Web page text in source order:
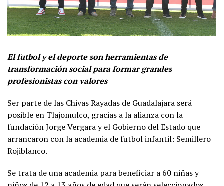
El futbol y el deporte son herramientas de
transformación social para formar grandes
profesionistas con valores
Ser parte de las Chivas Rayadas de Guadalajara será
posible en Tlajomulco, gracias a la alianza con la
fundación Jorge Vergara y el Gobierno del Estado que
arrancaron con la academia de futbol infantil: Semillero
Rojiblanco.
Se trata de una academia para beneficiar a 60 niñas y